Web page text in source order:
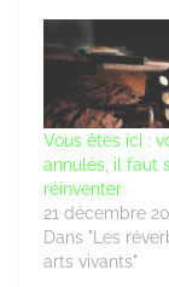
Vous êtes ici :
annulés, il faut
réinventer
21 décembre
Dans "Les
arts vivants"